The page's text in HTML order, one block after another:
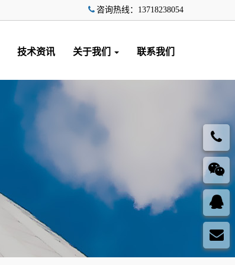
咨询热线：13718238054
技术资讯 关于我们 联系我们